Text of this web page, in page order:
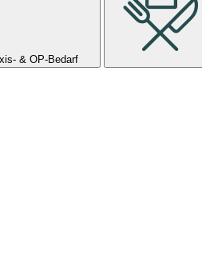
& OP-Bedarf